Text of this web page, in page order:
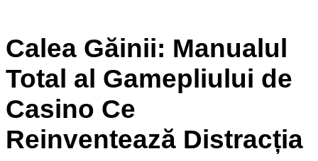
Calea Găinii: Manualul
Total al Gamepliului de
Casino Ce
Reinventează Distracția